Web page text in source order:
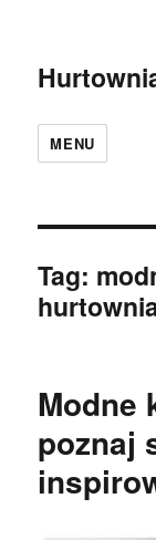
MENU
Tag:
Modne
poznaj